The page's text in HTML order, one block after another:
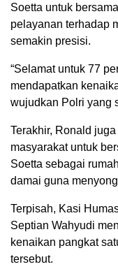
Soetta untuk
pelayanan terhadap
semakin presisi.
“Selamat untuk 77
mendapatkan
wujudkan Polri yang
Terakhir, Ronald
masyarakat untuk
Soetta sebagai
damai guna
Terpisah, Kasi
Septian Wahyudi
kenaikan pangkat
tersebut.